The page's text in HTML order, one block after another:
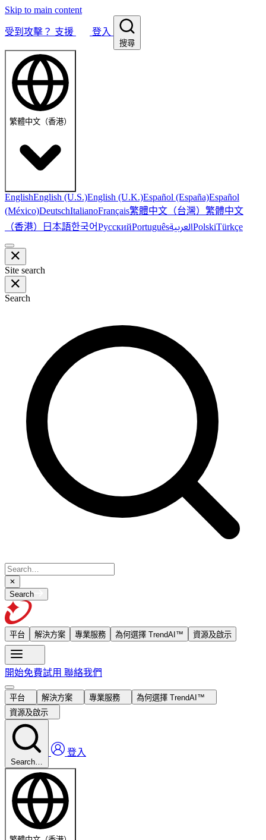
Skip to main content
受到攻擊？ 支援 登入
搜尋
繁體中文（香港）
EnglishEnglish (U.S.)English (U.K.)Español (España)Español
(México)DeutschItalianoFrançais繁體中文（台灣） 繁體中文
（香港） 日本語한국어РусскийPortuguêsالعربيةPolskiTürkçe
Site search
Search
Search
平台 解決方案 專業服務 為何選擇 TrendAI™ 資源及啟示
開始免費試用 聯絡我們
平台 解決方案 專業服務
為何選擇 TrendAI™
資源及啟示
Search…
登入